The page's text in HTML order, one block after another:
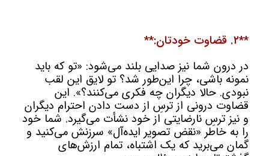
**۲. قضاوت خودتان:**
در درون شما نیز صدایی بلند می‌شود: «تو که باید
نمونه باشی، چرا این‌طور شد؟ تو لایق این لقب
نبودی. حالا دیگران چه فکری می‌کنند؟». این
قضاوت درونی از ترسِ از دست دادن احترام دیگران
و نیز ترسِ نارضایتی از خود نشأت می‌گیرد. شما خود
را به خاطر «نقض تصویر ایده‌آل» سرزنش می‌کنید و
گمان می‌برید که یک اشتباه، تمام ارزش‌های